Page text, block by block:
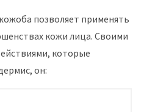
позволяет применять
кожи лица. Своими
которые
он: